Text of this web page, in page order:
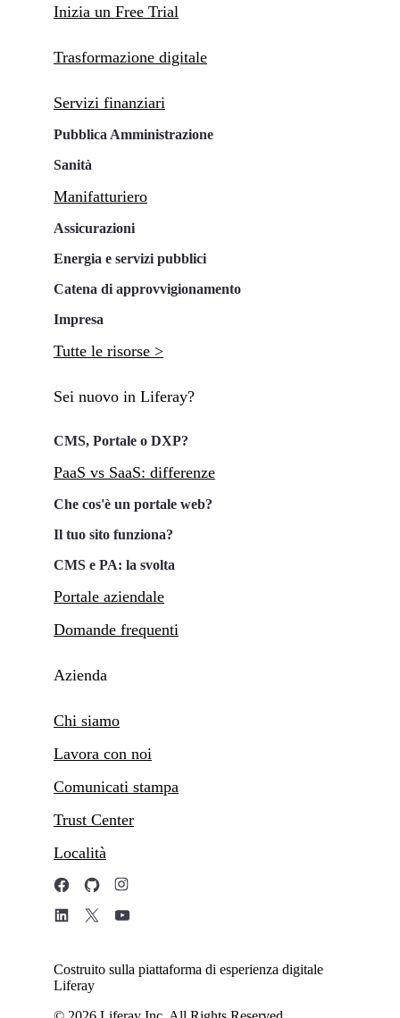
Inizia un Free Trial
Trasformazione digitale
Servizi finanziari
Pubblica Amministrazione
Sanità
Manifatturiero
Assicurazioni
Energia e servizi pubblici
Catena di approvvigionamento
Impresa
Tutte le risorse >
Sei nuovo in Liferay?
CMS, Portale o DXP?
PaaS vs SaaS: differenze
Che cos'è un portale web?
Il tuo sito funziona?
CMS e PA: la svolta
Portale aziendale
Domande frequenti
Azienda
Chi siamo
Lavora con noi
Comunicati stampa
Trust Center
Località
Costruito sulla piattaforma di esperienza digitale
Liferay